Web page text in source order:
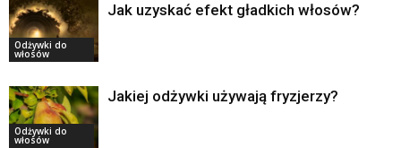
Odżywki do
włosów
Jak uzyskać efekt gładkich włosów?
Odżywki do
włosów
Jakiej odżywki używają fryzjerzy?